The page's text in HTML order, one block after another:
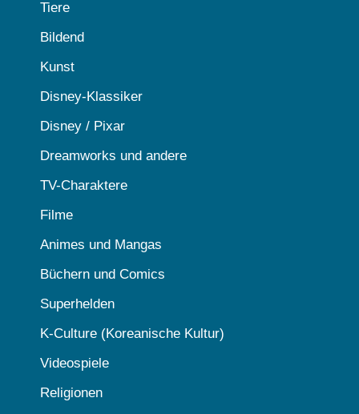
Tiere
Bildend
Kunst
Disney-Klassiker
Disney / Pixar
Dreamworks und andere
TV-Charaktere
Filme
Animes und Mangas
Büchern und Comics
Superhelden
K-Culture (Koreanische Kultur)
Videospiele
Religionen